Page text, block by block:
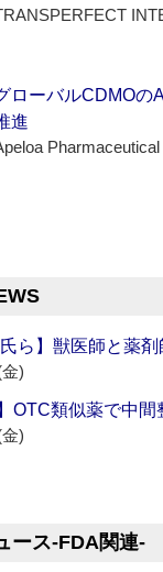
ローバルCDMOの
進
Pharmaceutical
氏ら】獣医師と薬
)
OTC類似薬で中
)
ース‐FDA関連‐